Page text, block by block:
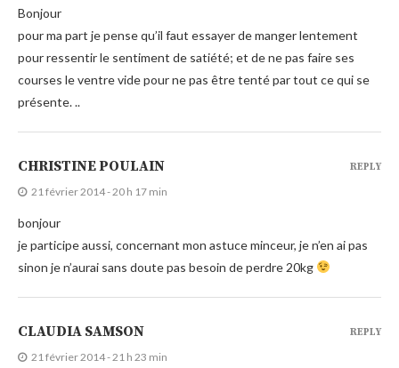
Bonjour
pour ma part je pense qu’il faut essayer de manger lentement
pour ressentir le sentiment de satiété; et de ne pas faire ses
courses le ventre vide pour ne pas être tenté par tout ce qui se
présente. ..
CHRISTINE POULAIN
21 février 2014 - 20 h 17 min
bonjour
je participe aussi, concernant mon astuce minceur, je n’en ai pas
sinon je n’aurai sans doute pas besoin de perdre 20kg
REPLY
CLAUDIA SAMSON
21 février 2014 - 21 h 23 min
REPLY